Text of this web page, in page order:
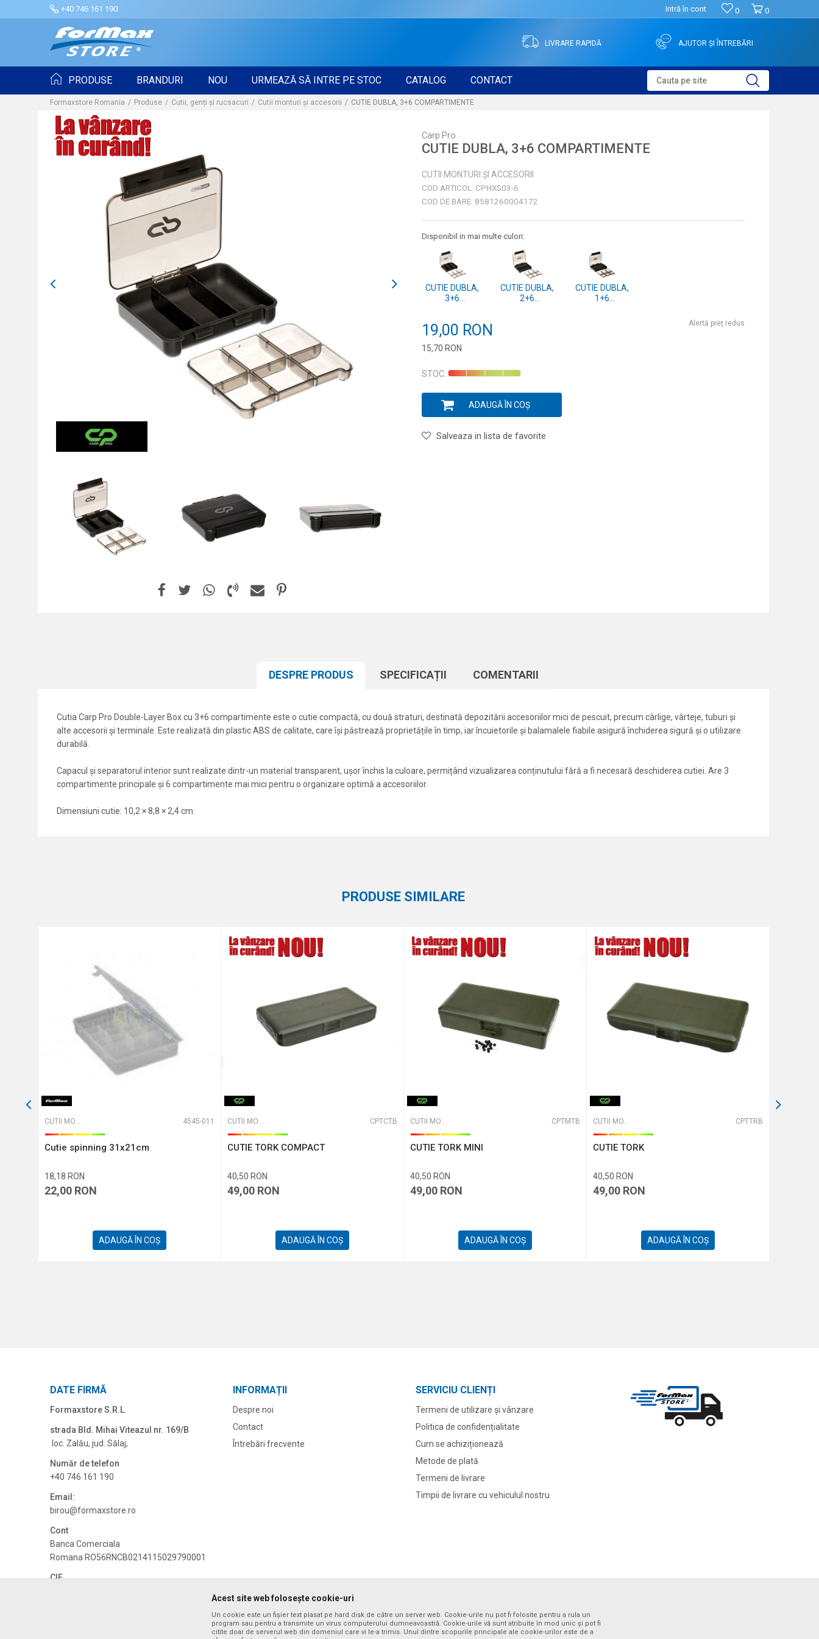
+40 746 161 190 0
0
Intră în cont
LIVRARE RAPIDĂ AJUTOR ȘI ÎNTREBĂRI
PRODUSE BRANDURI NOU URMEAZĂ SĂ INTRE PE STOC CATALOG CONTACT Cauta pe site
Formaxstore Romania Produse Cutii, genți și rucsacuri Cutii monturi și accesorii CUTIE DUBLA, 3+6 COMPARTIMENTE
Carp Pro
CUTIE DUBLA, 3+6 COMPARTIMENTE
CUTII MONTURI ȘI ACCESORII
COD ARTICOL: CPHXS03-6
COD DE BARE: 8581260004172
Disponibil in mai multe culori:
CUTIE DUBLA,
3+6
CUTIE DUBLA,
2+6
CUTIE DUBLA,
1+6
19,00 RON
15,70 RON
Alertă preț redus
STOC:
ADAUGĂ ÎN COȘ
Salveaza in lista de favorite
DESPRE PRODUS SPECIFICAȚII COMENTARII
Cutia Carp Pro Double-Layer Box cu 3+6 compartimente este o cutie compactă, cu două straturi, destinată depozitării accesoriilor mici de pescuit, precum cârlige, vârteje, tuburi și
alte accesorii și terminale. Este realizată din plastic ABS de calitate, care își păstrează proprietățile în timp, iar încuietorile și balamalele fiabile asigură închiderea sigură și o utilizare
durabilă.
Capacul și separatorul interior sunt realizate dintr-un material transparent, ușor închis la culoare, permițând vizualizarea conținutului fără a fi necesară deschiderea cutiei. Are 3
compartimente principale și 6 compartimente mai mici pentru o organizare optimă a accesoriilor.
Dimensiuni cutie: 10,2 × 8,8 × 2,4 cm.
PRODUSE SIMILARE
CUTII MONTURI ȘI ACCESORII 4545-011
Cutie spinning 31x21cm
18,18 RON
22,00 RON
ADAUGĂ ÎN COȘ
CUTII MONTURI ȘI ACCESORII CPTCTB
CUTIE TORK COMPACT
40,50 RON
49,00 RON
ADAUGĂ ÎN COȘ
CUTII MONTURI ȘI ACCESORII CPTMTB
CUTIE TORK MINI
40,50 RON
49,00 RON
ADAUGĂ ÎN COȘ
CUTII MONTURI ȘI ACCESORII CPTTRB
CUTIE TORK
40,50 RON
49,00 RON
ADAUGĂ ÎN COȘ
DATE FIRMĂ
Formaxstore S.R.L.
strada Bld. Mihai Viteazul nr. 169/B
loc. Zalău, jud. Sălaj,
Număr de telefon
+40 746 161 190
Email:
birou@formaxstore. ro
Cont
Banca Comerciala
Romana RO56RNCB0214115029790001
CIF
INFORMAȚII
Despre noi
Contact
Întrebări frecvente
SERVICIU CLIENȚI
Termeni de utilizare și vânzare
Politica de confidențialitate
Cum se achiziționează
Metode de plată
Termeni de livrare
Timpii de livrare cu vehiculul nostru
Acest site web folosește cookie-uri
Un cookie este un fișier text plasat pe hard disk de către un server web. Cookie-urile nu pot fi folosite pentru a rula un
program sau pentru a transmite un virus computerului dumneavoastră. Cookie-urile vă sunt atribuite în mod unic și pot fi
citite doar de serverul web din domeniul care vi le-a trimis. Unul dintre scopurile principale ale cookie-urilor este de a